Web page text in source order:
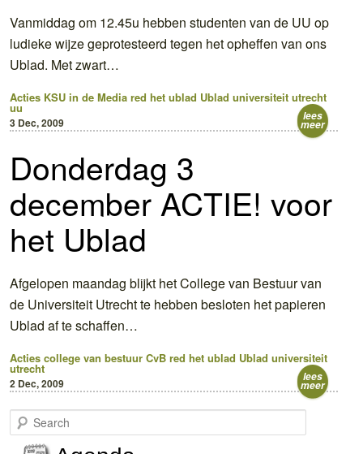
Vanmiddag om 12.45u hebben studenten van de UU op
ludieke wijze geprotesteerd tegen het opheffen van ons
Ublad. Met zwart…
Acties KSU in de Media red het ublad Ublad universiteit utrecht
uu
3 Dec, 2009 lees
meer
Donderdag 3
december ACTIE! voor
het Ublad
Afgelopen maandag blijkt het College van Bestuur van
de Universiteit Utrecht te hebben besloten het papieren
Ublad af te schaffen…
Acties college van bestuur CvB red het ublad Ublad universiteit
utrecht
2 Dec, 2009 lees
meer
e